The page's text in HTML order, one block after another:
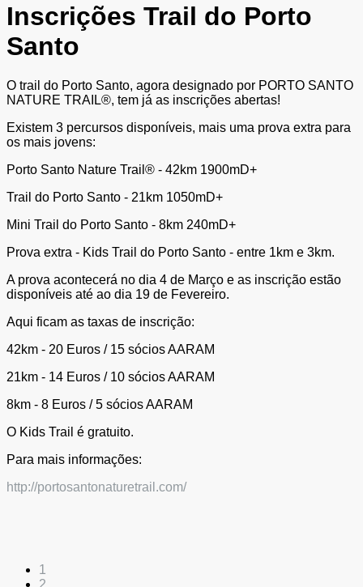
Inscrições Trail do Porto
Santo
O trail do Porto Santo, agora designado por PORTO SANTO
NATURE TRAIL®, tem já as inscrições abertas!
Existem 3 percursos disponíveis, mais uma prova extra para
os mais jovens:
Porto Santo Nature Trail® - 42km 1900mD+
Trail do Porto Santo - 21km 1050mD+
Mini Trail do Porto Santo - 8km 240mD+
Prova extra - Kids Trail do Porto Santo - entre 1km e 3km.
A prova acontecerá no dia 4 de Março e as inscrição estão
disponíveis até ao dia 19 de Fevereiro.
Aqui ficam as taxas de inscrição:
42km - 20 Euros / 15 sócios AARAM
21km - 14 Euros / 10 sócios AARAM
8km - 8 Euros / 5 sócios AARAM
O Kids Trail é gratuito.
Para mais informações:
http://portosantonaturetrail.com/
1